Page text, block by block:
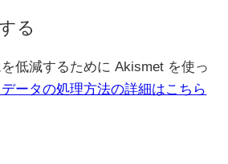
る
低減するために Akismet を使っ
ータの処理方法の詳細はこちら